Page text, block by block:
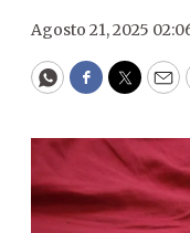
Agosto 21, 2025
WhatsApp
Facebook